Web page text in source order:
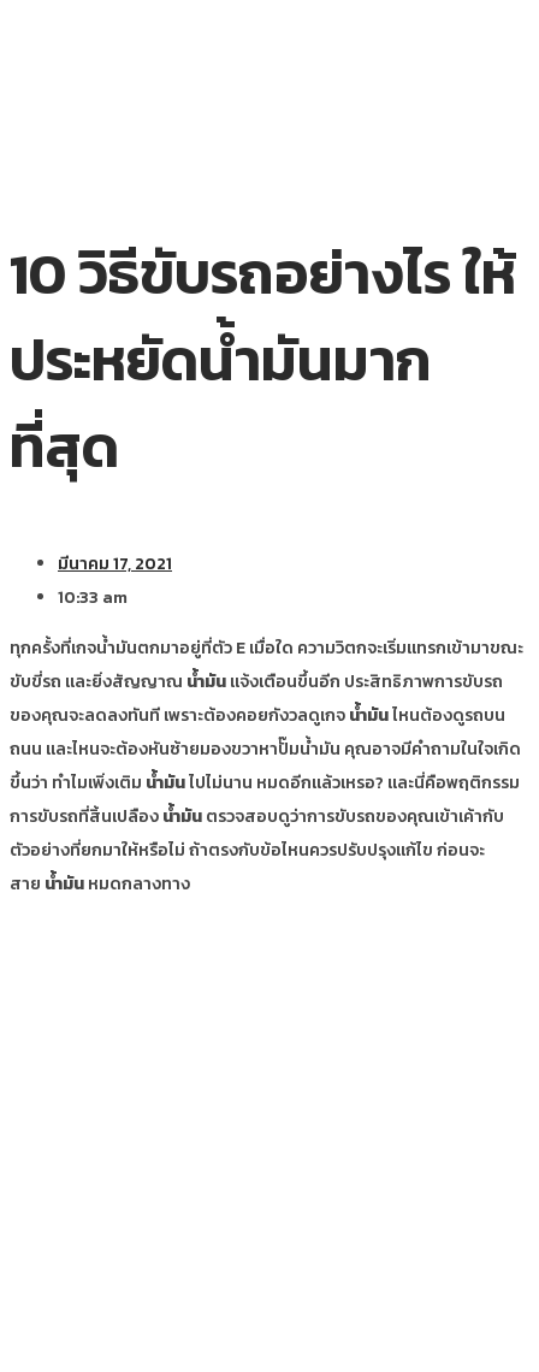
10 วิธีขับรถอย่างไร ให้
ประหยัดน้ำมันมาก
ที่สุด
มีนาคม 17, 2021
10:33 am
ทุกครั้งที่เกจน้ำมันตกมาอยู่ที่ตัว E เมื่อใด ความวิตกจะเริ่มแทรกเข้ามาขณะ
ขับขี่รถ และยิ่งสัญญาณ น้ำมันแจ้งเตือนขึ้นอีก ประสิทธิภาพการขับรถ
ของคุณจะลดลงทันที เพราะต้องคอยกังวลดูเกจน้ำมันไหนต้องดูรถบน
ถนน และไหนจะต้องหันซ้ายมองขวาหาปั๊มน้ำมัน คุณอาจมีคำถามในใจเกิด
ขึ้นว่า ทำไมเพิ่งเติม น้ำมันไปไม่นาน หมดอีกแล้วเหรอ? และนี่คือพฤติกรรม
การขับรถที่สิ้นเปลืองน้ำมันตรวจสอบดูว่าการขับรถของคุณเข้าเค้ากับ
ตัวอย่างที่ยกมาให้หรือไม่ ถ้าตรงกับข้อไหนควรปรับปรุงแก้ไข ก่อนจะ
สาย น้ำมันหมดกลางทาง